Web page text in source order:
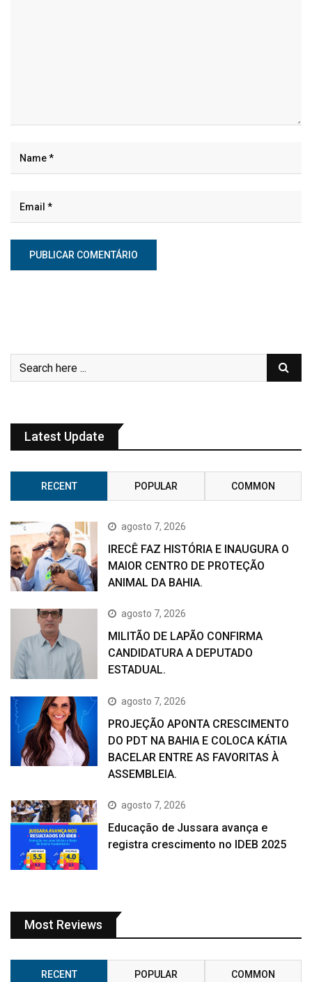
Latest Update
RECENT POPULAR COMMON
agosto 7, 2026
IRECÊ FAZ HISTÓRIA E INAUGURA O
MAIOR CENTRO DE PROTEÇÃO
ANIMAL DA BAHIA.
agosto 7, 2026
MILITÃO DE LAPÃO CONFIRMA
CANDIDATURA A DEPUTADO
ESTADUAL.
agosto 7, 2026
PROJEÇÃO APONTA CRESCIMENTO
DO PDT NA BAHIA E COLOCA KÁTIA
BACELAR ENTRE AS FAVORITAS À
ASSEMBLEIA.
agosto 7, 2026
Educação de Jussara avança e
registra crescimento no IDEB 2025
Most Reviews
RECENT POPULAR COMMON